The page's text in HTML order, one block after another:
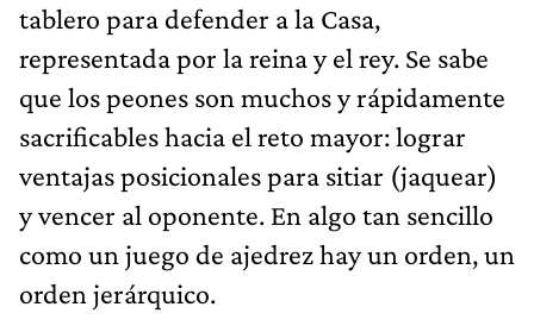
tablero para defender a la Casa,
representada por la reina y el rey. Se sabe
que los peones son muchos y rápidamente
sacrificables hacia el reto mayor: lograr
ventajas posicionales para sitiar (jaquear)
y vencer al oponente. En algo tan sencillo
como un juego de ajedrez hay un orden, un
orden jerárquico.